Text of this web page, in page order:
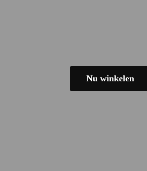
Nu winkelen